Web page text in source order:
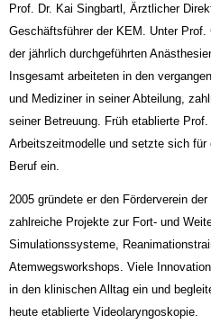
Prof. Dr. Kai Singbartl, Ärztlicher
Geschäftsführer der KEM. Unter
der jährlich durchgeführten
Insgesamt arbeiteten in den
und Mediziner in seiner Abteilung,
seiner Betreuung. Früh etablierte
Arbeitszeitmodelle und setzte sich für
Beruf ein.
2005 gründete er den Förderverein
zahlreiche Projekte zur Fort- und
Simulationssysteme,
Atemwegsworkshops. Viele
in den klinischen Alltag ein und
heute etablierte Videolaryngoskopie.